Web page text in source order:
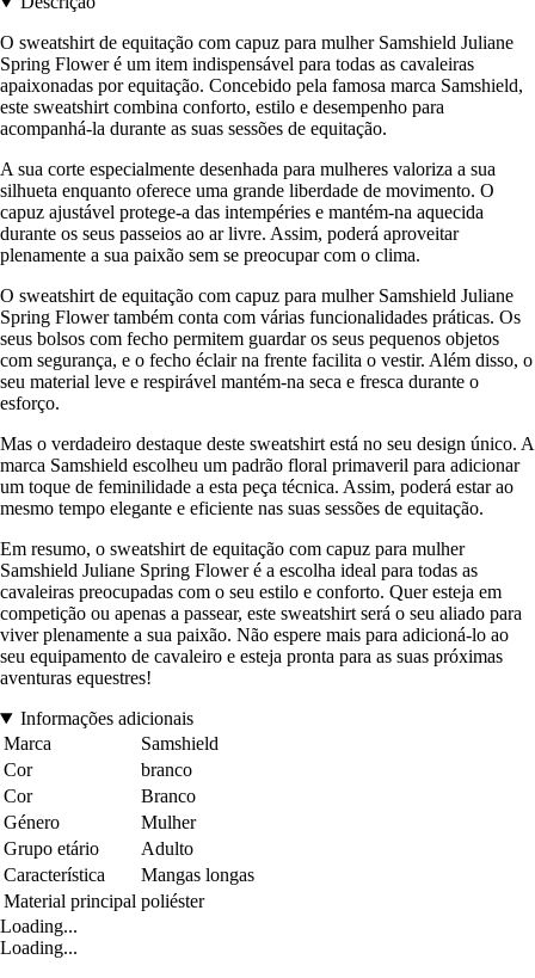
O sweatshirt de equitação com capuz para mulher Samshield Juliane
Spring Flower é um item indispensável para todas as cavaleiras
apaixonadas por equitação. Concebido pela famosa marca Samshield,
este sweatshirt combina conforto, estilo e desempenho para
acompanhá-la durante as suas sessões de equitação.
A sua corte especialmente desenhada para mulheres valoriza a sua
silhueta enquanto oferece uma grande liberdade de movimento. O
capuz ajustável protege-a das intempéries e mantém-na aquecida
durante os seus passeios ao ar livre. Assim, poderá aproveitar
plenamente a sua paixão sem se preocupar com o clima.
O sweatshirt de equitação com capuz para mulher Samshield Juliane
Spring Flower também conta com várias funcionalidades práticas. Os
seus bolsos com fecho permitem guardar os seus pequenos objetos
com segurança, e o fecho éclair na frente facilita o vestir. Além disso, o
seu material leve e respirável mantém-na seca e fresca durante o
esforço.
Mas o verdadeiro destaque deste sweatshirt está no seu design único. A
marca Samshield escolheu um padrão floral primaveril para adicionar
um toque de feminilidade a esta peça técnica. Assim, poderá estar ao
mesmo tempo elegante e eficiente nas suas sessões de equitação.
Em resumo, o sweatshirt de equitação com capuz para mulher
Samshield Juliane Spring Flower é a escolha ideal para todas as
cavaleiras preocupadas com o seu estilo e conforto. Quer esteja em
competição ou apenas a passear, este sweatshirt será o seu aliado para
viver plenamente a sua paixão. Não espere mais para adicioná-lo ao
seu equipamento de cavaleiro e esteja pronta para as suas próximas
aventuras equestres!
Informações adicionais
Marca
Samshield
Cor
branco
Cor
Branco
Género
Mulher
Grupo etário
Adulto
Característica
Mangas longas
Material principal poliéster
Loading...
Loading...